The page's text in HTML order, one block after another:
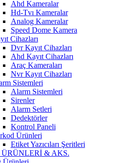
Ahd Kameralar
Hd-Tvı Kameralar
Analog Kameralar
Speed Dome Kamera
Cihazları
Dvr Kayıt Cihazları
Ahd Kayıt Cihazları
Araç Kameraları
Nvr Kayıt Cihazları
Sistemleri
Alarm Sistemleri
Sirenler
Alarm Setleri
Dedektörler
Kontrol Paneli
Ürünleri
Etiket Yazıcıları Şeritleri
& AKS.